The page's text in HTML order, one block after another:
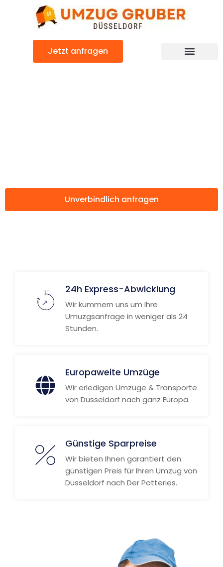
Jetzt anfragen
Unverbindlich anfragen
24h Express-Abwicklung
Wir kümmern uns um Ihre
Umuzgsanfrage in weniger als 24
Stunden.
Europaweite Umzüge
Wir erledigen Umzüge & Transporte
von Düsseldorf nach ganz Europa.
Günstige Sparpreise
Wir bieten Ihnen garantiert den
günstigen Preis für Ihren Umzug von
Düsseldorf nach Der Potteries.